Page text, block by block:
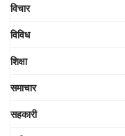
विचार
विविध
शिक्षा
समाचार
सहकारी